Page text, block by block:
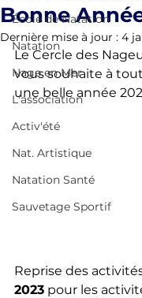
École de Natation
Natation
Nage en Mer
L'association
Activ'été
Nat. Artistique
Natation Santé
Sauvetage Sportif
Bonne
Dernière mise à jour : 4
Le Cercle des
vous souhaite à
une belle année
Reprise des
2023 pour les